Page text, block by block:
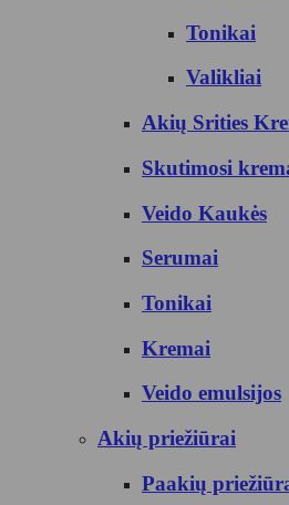
Tonikai
Valikliai
Akių Srities
Skutimosi
Veido Kaukės
Serumai
Tonikai
Kremai
Veido emulsijos
Akių priežiūrai
Paakių